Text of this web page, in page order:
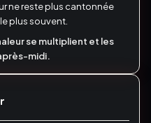
ne reste plus cantonnée
plus souvent.
se multiplient et les
midi.